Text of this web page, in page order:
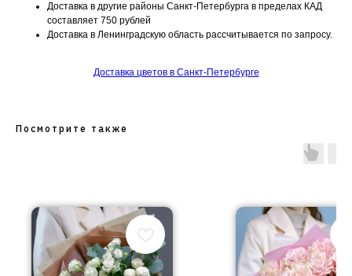
Доставка в другие районы Санкт-Петербурга в пределах КАД
составляет 750 рублей
Доставка в Ленинградскую область рассчитывается по запросу.
Доставка цветов в Санкт-Петербурге
Посмотрите также